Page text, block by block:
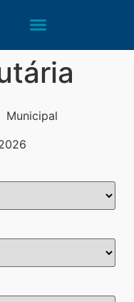
Municipal